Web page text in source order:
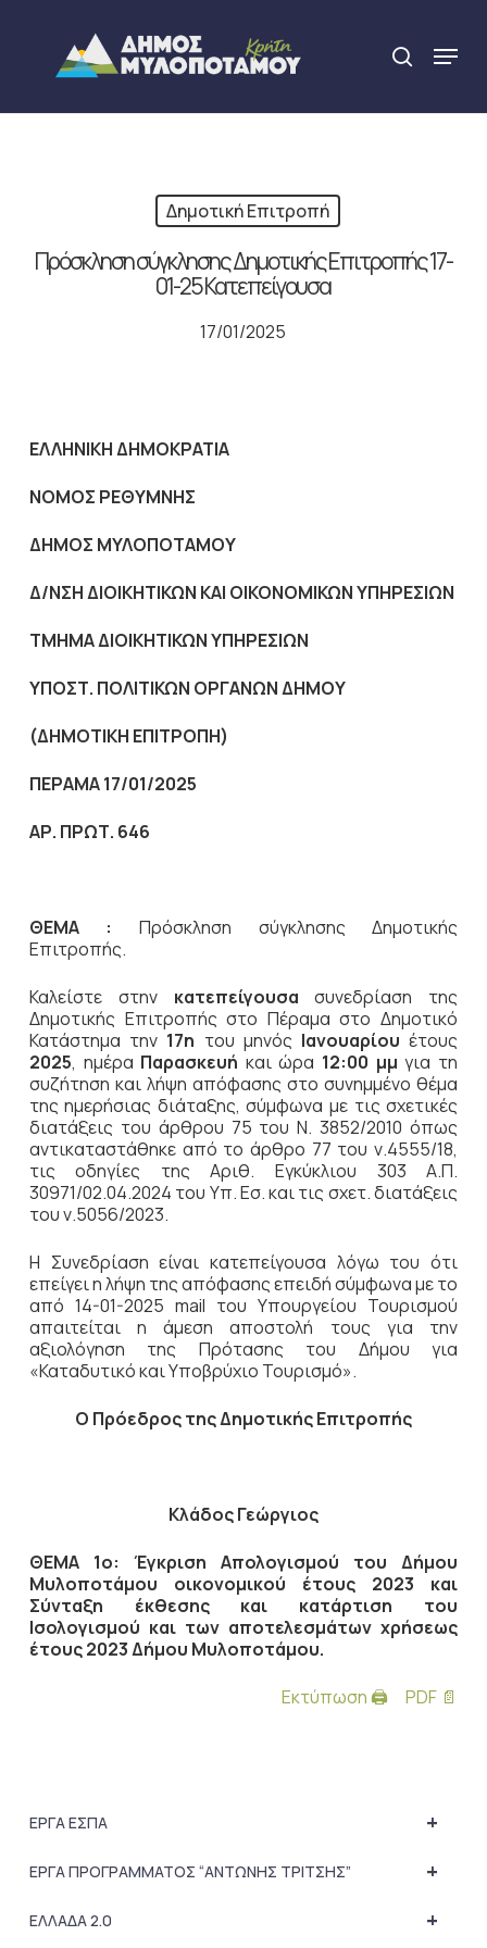
content
search
Menu
Δημοτική Επιτροπή
Πρόσκληση σύγκλησης Δημοτικής Επιτροπής 17-
01-25 Κατεπείγουσα
17/01/2025
ΕΛΛΗΝΙΚΗ ΔΗΜΟΚΡΑΤΙΑ
NOMOΣ ΡΕΘΥΜΝΗΣ
ΔΗΜΟΣ ΜΥΛΟΠΟΤΑΜΟΥ
Δ/ΝΣΗ ΔΙΟΙΚΗΤΙΚΩΝ ΚΑΙ ΟΙΚΟΝΟΜΙΚΩΝ ΥΠΗΡΕΣΙΩΝ
ΤΜΗΜΑ ΔΙΟΙΚΗΤΙΚΩΝ ΥΠΗΡΕΣΙΩΝ
ΥΠΟΣΤ. ΠΟΛΙΤΙΚΩΝ ΟΡΓΑΝΩΝ ΔΗΜΟΥ
(ΔΗΜΟΤΙΚΗ ΕΠΙΤΡΟΠΗ)
ΠΕΡΑΜΑ 17/01/2025
ΑΡ. ΠΡΩΤ. 646
ΘΕΜΑ :
Πρόσκληση σύγκλησης Δημοτικής
Επιτροπής.
Καλείστε στην κατεπείγουσα συνεδρίαση της
Δημοτικής Επιτροπής στο Πέραμα στο Δημοτικό
Κατάστημα την 17η του μηνός Ιανουαρίου έτους
2025, ημέρα Παρασκευή και ώρα 12:00 μμγια τη
συζήτηση και λήψη απόφασης στο συνημμένο θέμα
της ημερήσιας διάταξης, σύμφωνα με τις σχετικές
διατάξεις του άρθρου 75 του Ν. 3852/2010 όπως
αντικαταστάθηκε από το άρθρο 77 του ν.4555/18,
τις οδηγίες της Αριθ. Εγκύκλιου 303 Α.Π.
30971/02.04.2024 του Υπ. Εσ. και τις σχετ. διατάξεις
του ν.5056/2023.
Η Συνεδρίαση είναι κατεπείγουσα λόγω του ότι
επείγει η λήψη της απόφασης επειδή σύμφωνα με το
από 14-01-2025 mail του Υπουργείου Τουρισμού
απαιτείται η άμεση αποστολή τους για την
αξιολόγηση της Πρότασης του Δήμου για
«Καταδυτικό και Υποβρύχιο Τουρισμό».
Ο Πρόεδροςτης Δημοτικής Επιτροπής
Κλάδος Γεώργιος
ΘΕΜΑ 1ο: Έγκριση Απολογισμού του Δήμου
Μυλοποτάμου οικονομικού έτους 2023 και
Σύνταξη έκθεσης και κατάρτιση του
Ισολογισμού και των αποτελεσμάτων χρήσεως
έτους 2023 Δήμου Μυλοποτάμου.
Εκτύπωση 🖨
PDF 📄
+
ΕΡΓΑ ΕΣΠΑ
+
ΕΡΓΑ ΠΡΟΓΡΑΜΜΑΤΟΣ “ΑΝΤΩΝΗΣ ΤΡΙΤΣΗΣ”
+
ΕΛΛΑΔΑ 2.0
Close